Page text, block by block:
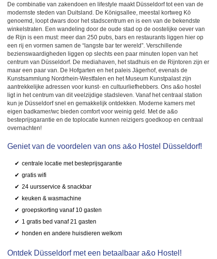
De combinatie van zakendoen en lifestyle maakt Düsseldorf tot een van de
modernste steden van Duitsland. De Königsallee, meestal kortweg Kö
genoemd, loopt dwars door het stadscentrum en is een van de bekendste
winkelstraten. Een wandeling door de oude stad op de oostelijke oever van
de Rijn is een must: meer dan 250 pubs, bars en restaurants liggen hier op
een rij en vormen samen de “langste bar ter wereld”. Verschillende
bezienswaardigheden liggen op slechts een paar minuten lopen van het
centrum van Düsseldorf. De mediahaven, het stadhuis en de Rijntoren zijn er
maar een paar van. De Hofgarten en het paleis Jägerhof, evenals de
Kunstsammlung Nordrhein-Westfalen en het Museum Kunstpalast zijn
aantrekkelijke adressen voor kunst- en cultuurliefhebbers. Ons a&o hostel
ligt in het centrum van dit veelzijdige stadsleven. Vanaf het centraal station
kun je Düsseldorf snel en gemakkelijk ontdekken. Moderne kamers met
eigen badkamer/wc bieden comfort voor weinig geld. Met de a&o
besteprijsgarantie en de toplocatie kunnen reizigers goedkoop en centraal
overnachten!
Geniet van de voordelen van ons a&o Hostel Düsseldorf!
centrale locatie met besteprijsgarantie
gratis wifi
24 uursservice & snackbar
keuken & wasmachine
groepskorting vanaf 10 gasten
1 gratis bed vanaf 21 gasten
honden en andere huisdieren welkom
Ontdek Düsseldorf met een betaalbaar a&o Hostel!